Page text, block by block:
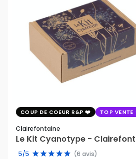
COUP DE COEUR R&P TOP VENTE
Clairefontaine
Le Kit Cyanotype -
5/5 (6 avis)